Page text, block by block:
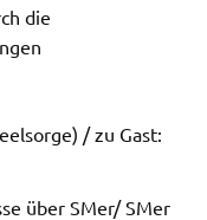
die
/ zu Gast:
über SMer/ SMer